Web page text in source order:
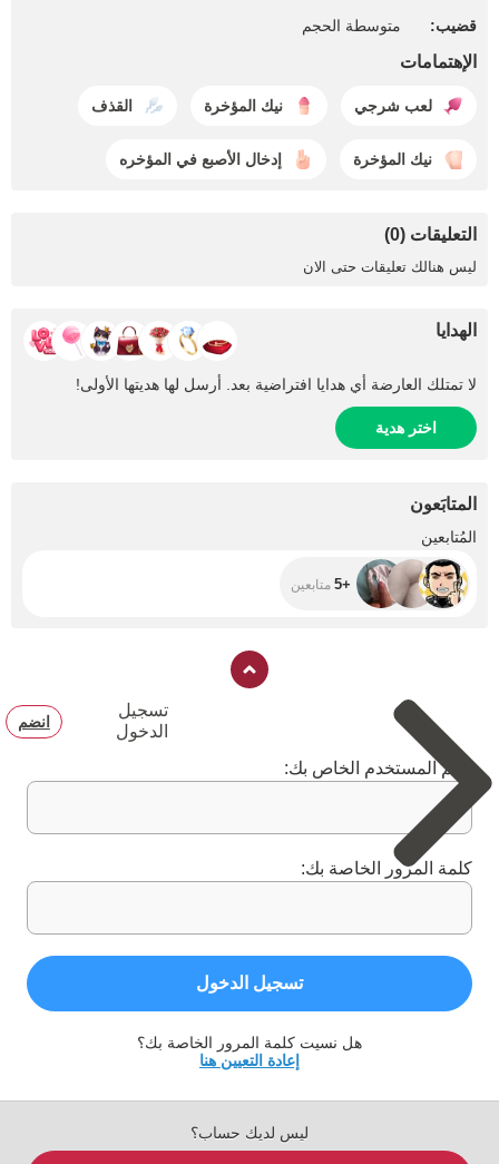
قضيب: متوسطة الحجم
الإهتمامات
لعب شرجي نيك المؤخرة القذف
نيك المؤخرة إدخال الأصبع في المؤخره
التعليقات (0)
ليس هنالك تعليقات حتى الان
الهدايا
لا تمتلك العارضة أي هدايا افتراضية بعد. أرسل لها هديتها الأولى!
اختر هدية
المتابَعون
المُتابعين
+5 متابعين
تسجيل
الدخول
انضم
اسم المستخدم الخاص بك:
كلمة المرور الخاصة بك:
تسجيل الدخول
هل نسيت كلمة المرور الخاصة بك؟
إعادة التعيين هنا
ليس لديك حساب؟